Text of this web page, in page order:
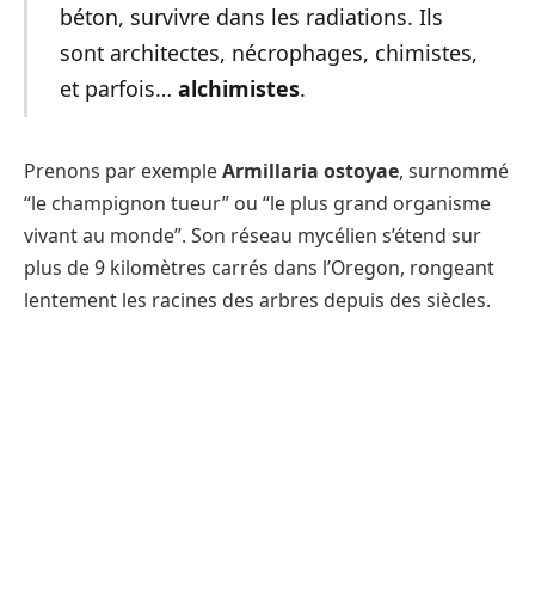
béton, survivre dans les radiations. Ils
sont architectes, nécrophages, chimistes,
et parfois… alchimistes.
Prenons par exempleArmillaria ostoyae, surnommé
“le champignon tueur” ou “le plus grand organisme
vivant au monde”. Son réseau mycélien s’étend sur
plus de 9 kilomètres carrés dans l’Oregon, rongeant
lentement les racines des arbres depuis des siècles.